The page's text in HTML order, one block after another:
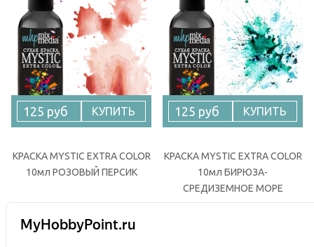
125 руб КУПИТЬ
КРАСКА MYSTIC EXTRA COLOR
10мл РОЗОВЫЙ ПЕРСИК
125 руб КУПИТЬ
КРАСКА MYSTIC EXTRA COLOR
10мл БИРЮЗА-
СРЕДИЗЕМНОЕ МОРЕ